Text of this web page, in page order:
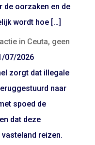
de oorzaken en de
wordt hoe […]
in Ceuta, geen
07/2026
zorgt dat illegale
naar
spoed de
dat deze
reizen.